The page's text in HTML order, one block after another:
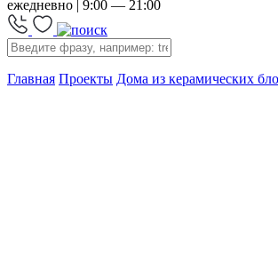
ежедневно | 9:00 — 21:00
Главная Проекты Дома из керамических